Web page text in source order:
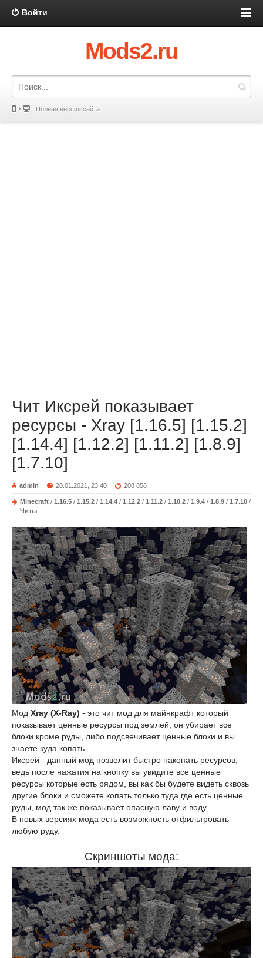
Войти
Mods2.ru
Полная версия сайта
Чит Иксрей показывает
ресурсы - Xray [1.16.5] [1.15.2]
[1.14.4] [1.12.2] [1.11.2] [1.8.9]
[1.7.10]
admin 20.01.2021, 23:40 208 858
Minecraft / 1.16.5 / 1.15.2 / 1.14.4 / 1.12.2 / 1.11.2 / 1.10.2 / 1.9.4 / 1.8.9 / 1.7.10 /
Читы
Мод Xray (X-Ray) - это чит мод для майнкрафт который
показывает ценные ресурсы под землей, он убирает все
блоки кроме руды, либо подсвечивает ценные блоки и вы
знаете куда копать.
Иксрей - данный мод позволит быстро накопать ресурсов,
ведь после нажатия на кнопку вы увидите все ценные
ресурсы которые есть рядом, вы как бы будете видеть сквозь
другие блоки и сможете копать только туда где есть ценные
руды, мод так же показывает опасную лаву и воду.
В новых версиях мода есть возможность отфильтровать
любую руду.
Скриншоты мода: